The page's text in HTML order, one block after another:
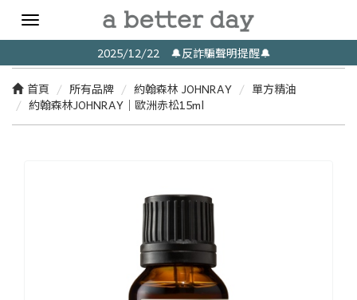
Toggle
navigation
2025/12/22 🔔反詐騙聲明提醒🔔
首頁 所有品牌 約翰森林 JOHNRAY
單方精油
約翰森林JOHNRAY｜歐洲赤松15ml